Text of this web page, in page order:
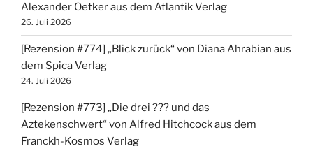
Alexander Oetker aus dem Atlantik Verlag
26. Juli 2026
[Rezension #774] „Blick zurück“ von Diana Ahrabian aus
dem Spica Verlag
24. Juli 2026
[Rezension #773] „Die drei ??? und das
Aztekenschwert“ von Alfred Hitchcock aus dem
Franckh-Kosmos Verlag